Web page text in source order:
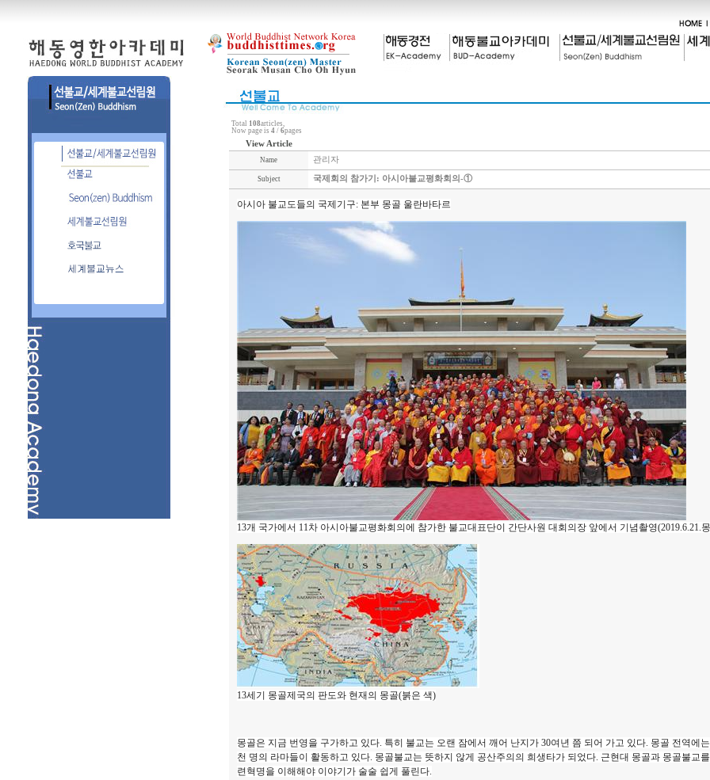
Total 108articles,
Now page is 4 / 6pages
View Article
Name 관리자
Subject 국제회의 참가기: 아시아불교평화회의-①
아시아 불교도들의 국제기구: 본부 몽골 울란바타르
13개 국가에서 11차 아시아불교평화회의에 참가한 불교대표단이 간단사원 대회의장 앞에서 기념촬영(2019.6.21.
13세기 몽골제국의 판도와 현재의 몽골(붉은 색)
몽골은 지금 번영을 구가하고 있다. 특히 불교는 오랜 잠에서 깨어 난지가 30여년 쯤 되어 가고 있다. 몽골 전역에
천 명의 라마들이 활동하고 있다. 몽골불교는 뜻하지 않게 공산주의의 희생타가 되었다. 근현대 몽골과 몽골불교
련혁명을 이해해야 이야기가 술술 쉽게 풀린다.